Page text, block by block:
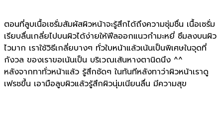
ตอนที่ลูบเนื้อเซรั่มสัมผัสผิวหน้าจะรู้สึกได้ถึงความชุ่มชื่น เนื้อเซรั่ม
เรียบลื่นเกลี่ยไปบนผิวได้ง่ายให้ฟีลออกแนวกำมะหยี่ ซึมลงบนผิว
ไวมาก เราใช้วิธีเกลี่ยบางๆ ทั่วใบหน้าแล้วเน้นเป็นพิเศษในจุดที่
กังวล ของเราขอเน้นเป็น บริเวณเส้นหางตานิดนึง ^^
หลังจากทาทั่วหน้าแล้ว รู้สึกชัดๆ ในทันทีหลังทาว่าผิวหน้าเราดู
เฟรชขึ้น เอามือลูบผิวแล้วรู้สึกผิวนุ่มเนียนลื่น มีความสุข